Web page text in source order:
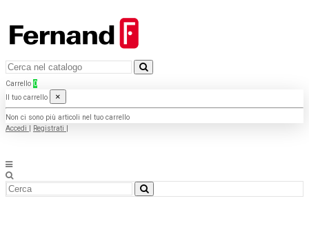
Carrello 0
Il tuo carrello
×
Non ci sono più articoli nel tuo carrello
Accedi
Registrati